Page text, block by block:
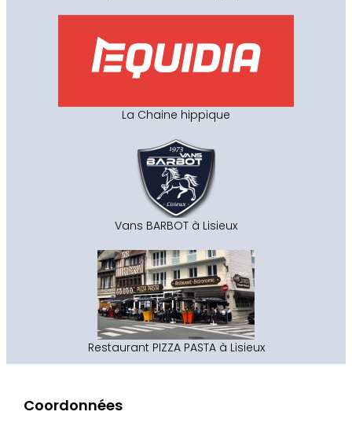
La Chaine hippique
Vans BARBOT à Lisieux
Restaurant PIZZA PASTA à Lisieux
Coordonnées